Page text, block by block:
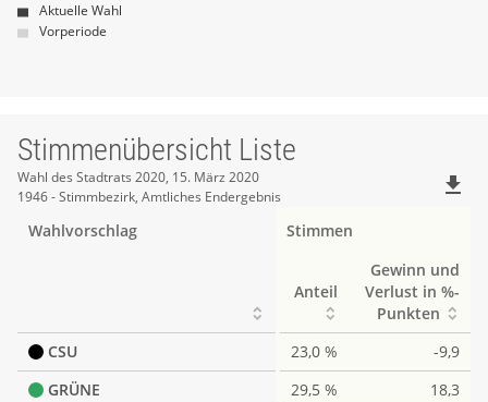
Aktuelle Wahl
Vorperiode
Stimmenübersicht Liste
Stimmenübersicht
Liste
Wahl des Stadtrats 2020, 15. März 2020
1946 - Stimmbezirk, Amtliches Endergebnis
file_download
Wahlvorschlag Stimmen
Anteil
Gewinn und
Verlust in %-
Punkten
CSU
23,0 %
-9,9
GRÜNE
29,5 %
18,3